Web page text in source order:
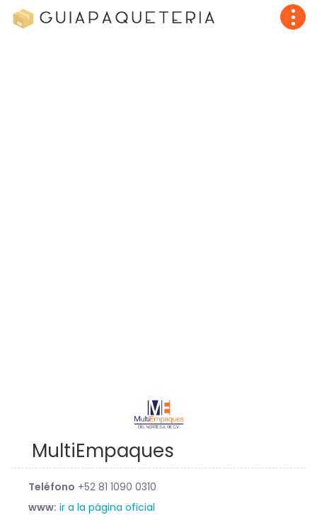
MultiEmpaques
Teléfono +52 81 1090 0310
www: ir a la página oficial